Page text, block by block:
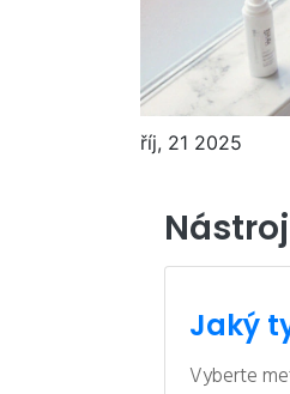
říj, 21 2025
Jaký
Vyberte